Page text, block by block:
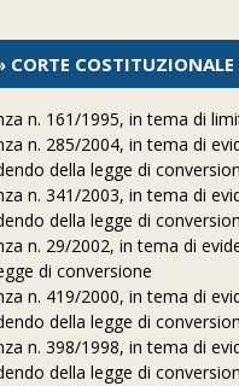
CORTE COSTITUZIONALE
n. 161/1995, in tema di
n. 285/2004, in tema di
della legge di
n. 341/2003, in tema di
della legge di
n. 29/2002, in tema di
di conversione
n. 419/2000, in tema di
della legge di
n. 398/1998, in tema di
della legge di